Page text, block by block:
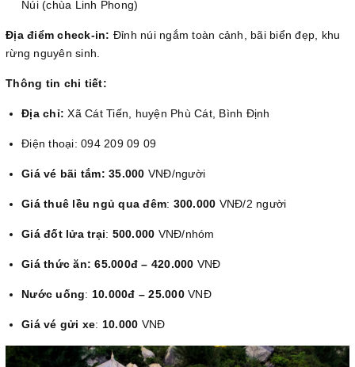
Núi (chùa Linh Phong)
Địa điểm check-in: Đỉnh núi ngắm toàn cảnh, bãi biển đẹp, khu
rừng nguyên sinh.
Thông tin chi tiết:
Địa chỉ:Xã Cát Tiến, huyện Phù Cát, Bình Định
Điện thoại: 094 209 09 09
Giá vé bãi tắm: 35.000 VNĐ/người
Giá thuê lều ngủ qua đêm: 300.000 VNĐ/2 người
Giá đốt lửa trại: 500.000 VNĐ/nhóm
Giá thức ăn: 65.000đ – 420.000 VNĐ
Nước uống: 10.000đ – 25.000 VNĐ
Giá vé gửi xe: 10.000 VNĐ